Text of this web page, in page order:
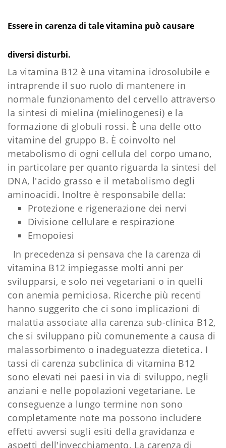
Essere in carenza di tale vitamina può causare
diversi disturbi.
La vitamina B12 è una vitamina idrosolubile e
intraprende il suo ruolo di mantenere in
normale funzionamento del cervello attraverso
la sintesi di mielina (mielinogenesi) e la
formazione di globuli rossi. È una delle otto
vitamine del gruppo B. È coinvolto nel
metabolismo di ogni cellula del corpo umano,
in particolare per quanto riguarda la sintesi del
DNA, l'acido grasso e il metabolismo degli
aminoacidi. Inoltre è responsabile della:
Protezione e rigenerazione dei nervi
Divisione cellulare e respirazione
Emopoiesi
In precedenza si pensava che la carenza di
vitamina B12 impiegasse molti anni per
svilupparsi, e solo nei vegetariani o in quelli
con anemia perniciosa. Ricerche più recenti
hanno suggerito che ci sono implicazioni di
malattia associate alla carenza sub-clinica B12,
che si sviluppano più comunemente a causa di
malassorbimento o inadeguatezza dietetica. I
tassi di carenza subclinica di vitamina B12
sono elevati nei paesi in via di sviluppo, negli
anziani e nelle popolazioni vegetariane. Le
conseguenze a lungo termine non sono
completamente note ma possono includere
effetti avversi sugli esiti della gravidanza e
aspetti dell'invecchiamento. La carenza di